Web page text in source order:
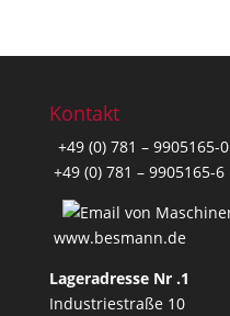
Kontakt
+49 (0) 781 – 9905165-0
+49 (0) 781 – 9905165-6
www.besmann.de
Lageradresse Nr .1
Industriestraße 10